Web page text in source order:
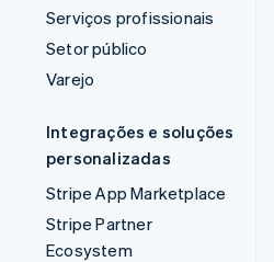
Serviços profissionais
Setor público
Varejo
Integrações e soluções
personalizadas
Stripe App Marketplace
Stripe Partner
Ecosystem